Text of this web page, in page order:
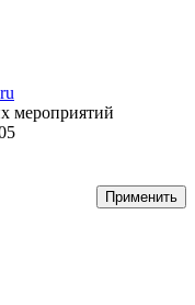
мероприятий
Применить